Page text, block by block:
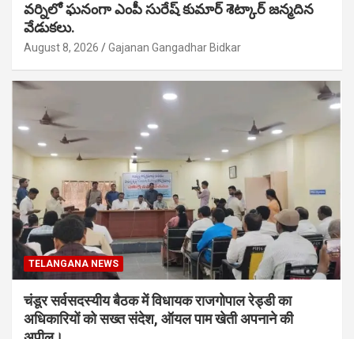
వర్నిలో ఘనంగా ఎంపీ సురేష్ కుమార్ శెట్కార్ జన్మదిన
వేడుకలు.
August 8, 2026 Gajanan Gangadhar Bidkar
TELANGANA NEWS
चंडूर सर्वसदस्यीय बैठक में विधायक राजगोपाल रेड्डी का
अधिकारियों को सख्त संदेश, ऑयल पाम खेती अपनाने की